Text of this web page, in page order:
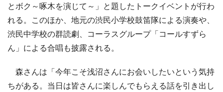
とボク～啄木を演じて～」と題したトークイベントが行わ
れる。このほか、地元の渋民小学校鼓笛隊による演奏や、
渋民中学校の群読劇、コーラスグループ「コールすずら
ん」による合唱も披露される。
森さんは「今年こそ浅沼さんにお会いしたいという気持
ちがある。当日は皆さんに楽しんでもらえる話を引き出し